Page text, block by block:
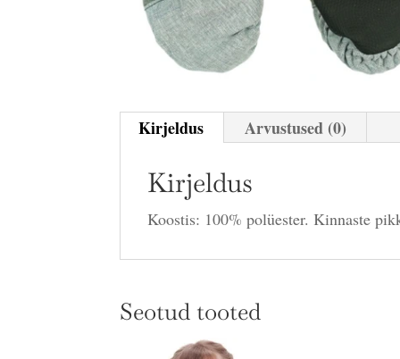
Kirjeldus Arvustused (0)
Kirjeldus
Koostis: 100% polüester. Kinnaste
Seotud tooted